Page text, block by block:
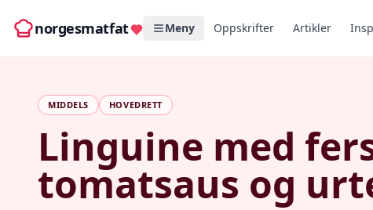
norgesmatfat Meny Oppskrifter Artikler
MIDDELS HOVEDRETT
Linguine med
tomatsaus og